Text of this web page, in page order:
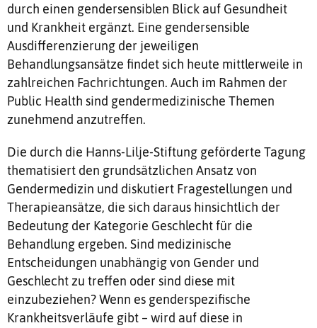
durch einen gendersensiblen Blick auf Gesundheit
und Krankheit ergänzt. Eine gendersensible
Ausdifferenzierung der jeweiligen
Behandlungsansätze findet sich heute mittlerweile in
zahlreichen Fachrichtungen. Auch im Rahmen der
Public Health sind gendermedizinische Themen
zunehmend anzutreffen.
Die durch die Hanns-Lilje-Stiftung geförderte Tagung
thematisiert den grundsätzlichen Ansatz von
Gendermedizin und diskutiert Fragestellungen und
Therapieansätze, die sich daraus hinsichtlich der
Bedeutung der Kategorie Geschlecht für die
Behandlung ergeben. Sind medizinische
Entscheidungen unabhängig von Gender und
Geschlecht zu treffen oder sind diese mit
einzubeziehen? Wenn es genderspezifische
Krankheitsverläufe gibt – wird auf diese in